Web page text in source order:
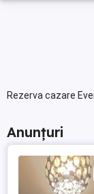
Rezerva cazare
Anunțuri